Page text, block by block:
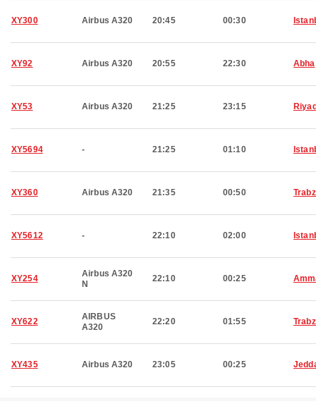
XY300 Airbus A320 20:45 00:30
XY92 Airbus A320 20:55 22:30 Abha
XY53 Airbus A320 21:25 23:15
XY5694 - 21:25 01:10
XY360 Airbus A320 21:35 00:50
XY5612 - 22:10 02:00
XY254
Airbus A320
N
22:10 00:25
XY622
AIRBUS
A320
22:20 01:55
XY435 Airbus A320 23:05 00:25